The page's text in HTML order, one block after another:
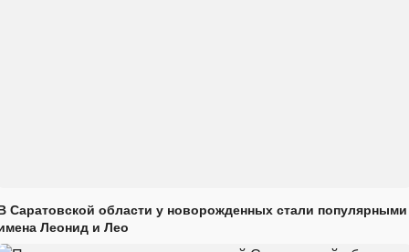
Саратовской области у новорожденных стали популярными
Леонид и Лео